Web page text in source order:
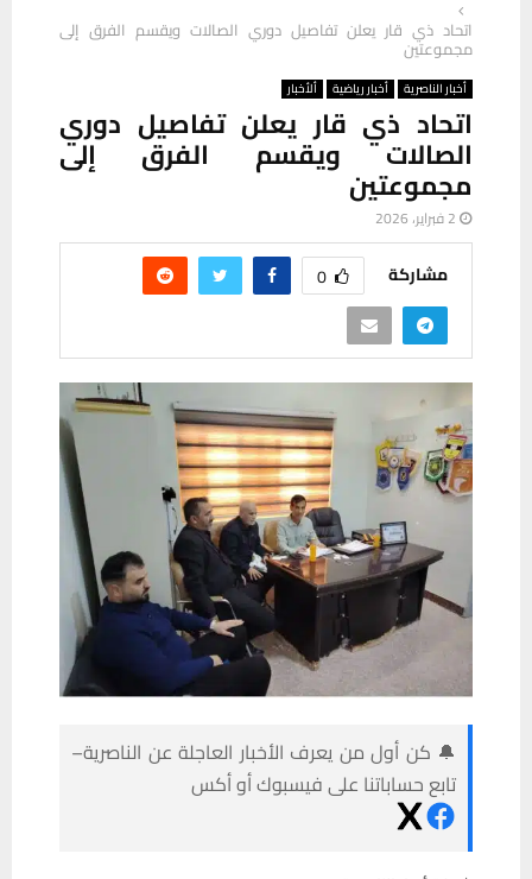
اتحاد ذي قار يعلن تفاصيل دوري الصالات ويقسم الفرق إلى
مجموعتين
أخبار الناصرية أخبار رياضية ألأخبار
اتحاد ذي قار يعلن تفاصيل دوري
الصالات ويقسم الفرق إلى
مجموعتين
2 فبراير، 2026
مشاركة 0
🔔 كن أول من يعرف الأخبار العاجلة عن الناصرية–
تابع حساباتنا على فيسبوك أو أكس